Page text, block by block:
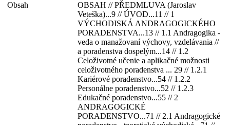
Obsah
OBSAH // PŘEDMLUVA (Jaroslav
Veteška)...9 // ÚVOD...11 // 1
VÝCHODISKÁ ANDRAGOGICKÉHO
PORADENSTVA...13 // 1.1 Andragogika -
veda o manažovaní výchovy, vzdelávania //
a poradenstva dospelým...14 // 1.2
Celoživotné učenie a aplikačné možnosti
celoživotného poradenstva ... 29 // 1.2.1
Kariérové poradenstvo...54 // 1.2.2
Personálne poradenstvo...52 // 1.2.3
Edukačné poradenstvo...55 // 2
ANDRAGOGICKÉ
PORADENSTVO...71 // 2.1 Andragogické